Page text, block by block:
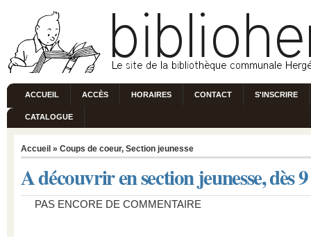
ACCUEIL ACCÈS HORAIRES CONTACT S'INSCRIRE
CATALOGUE
Accueil » Coups de coeur, Section jeunesse
A découvrir en section jeunesse, dès
PAS ENCORE DE COMMENTAIRE